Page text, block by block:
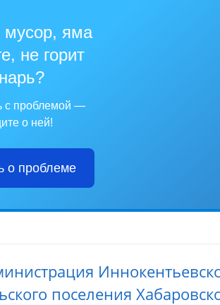
мусор, яма
не горит
с проблемой —
о ней!
о проблеме
поселения